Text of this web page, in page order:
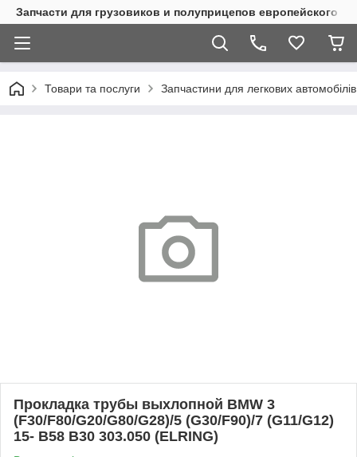
Запчасти для грузовиков и полуприцепов европейского
Товари та послуги Запчастини для легкових автомобілів
Прокладка трубы выхлопной BMW 3
(F30/F80/G20/G80/G28)/5 (G30/F90)/7 (G11/G12)
15- B58 B30 303.050 (ELRING)